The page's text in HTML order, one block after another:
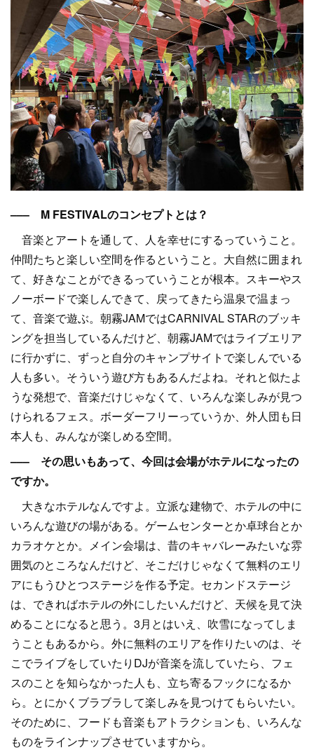
––– M FESTIVALのコンセプトとは？
音楽とアートを通して、人を幸せにするっていうこと。
仲間たちと楽しい空間を作るということ。大自然に囲まれ
て、好きなことができるっていうことが根本。スキーやス
ノーボードで楽しんできて、戻ってきたら温泉で温まっ
て、音楽で遊ぶ。朝霧JAMではCARNIVAL STARのブッキ
ングを担当しているんだけど、朝霧JAMではライブエリア
に行かずに、ずっと自分のキャンプサイトで楽しんでいる
人も多い。そういう遊び方もあるんだよね。それと似たよ
うな発想で、音楽だけじゃなくて、いろんな楽しみが見つ
けられるフェス。ボーダーフリーっていうか、外人団も日
本人も、みんなが楽しめる空間。
––– その思いもあって、今回は会場がホテルになったの
ですか。
大きなホテルなんですよ。立派な建物で、ホテルの中に
いろんな遊びの場がある。ゲームセンターとか卓球台とか
カラオケとか。メイン会場は、昔のキャバレーみたいな雰
囲気のところなんだけど、そこだけじゃなくて無料のエリ
アにもうひとつステージを作る予定。セカンドステージ
は、できればホテルの外にしたいんだけど、天候を見て決
めることになると思う。3月とはいえ、吹雪になってしま
うこともあるから。外に無料のエリアを作りたいのは、そ
こでライブをしていたりDJが音楽を流していたら、フェ
スのことを知らなかった人も、立ち寄るフックになるか
ら。とにかくブラブラして楽しみを見つけてもらいたい。
そのために、フードも音楽もアトラクションも、いろんな
ものをラインナップさせていますから。